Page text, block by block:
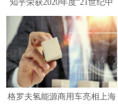
知乎荣获2020年度“21世纪中
国最佳商业模式奖
格罗夫氢能源商用车亮相上海